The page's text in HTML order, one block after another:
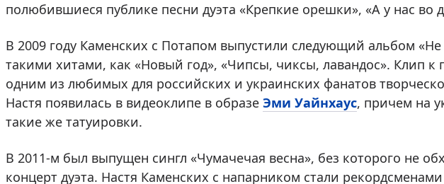
полюбившиеся публике песни дуэта «Крепкие орешки», «А у нас во
В 2009 году Каменских с Потапом выпустили следующий альбом
такими хитами, как «Новый год», «Чипсы, чиксы, лавандос». Клип к
одним из любимых для российских и украинских фанатов
Настя появилась в видеоклипе в образе Эми Уайнхаус, причем на
такие же татуировки.
В 2011-м был выпущен сингл «Чумачечая весна», без которого не
концерт дуэта. Настя Каменских с напарником стали